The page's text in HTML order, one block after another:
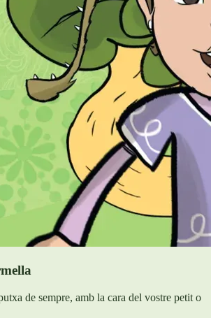
de sempre, amb la cara del vostre petit o